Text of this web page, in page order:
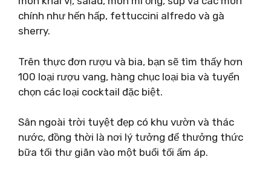
chính như hến hấp, fettuccini alfredo và gà
sherry.
Trên thực đơn rượu và bia, bạn sẽ tìm thấy hơn
100 loại rượu vang, hàng chục loại bia và tuyển
chọn các loại cocktail đặc biệt.
Sân ngoài trời tuyệt đẹp có khu vườn và thác
nước, đồng thời là nơi lý tưởng để thưởng thức
bữa tối thư giãn vào một buổi tối ấm áp.